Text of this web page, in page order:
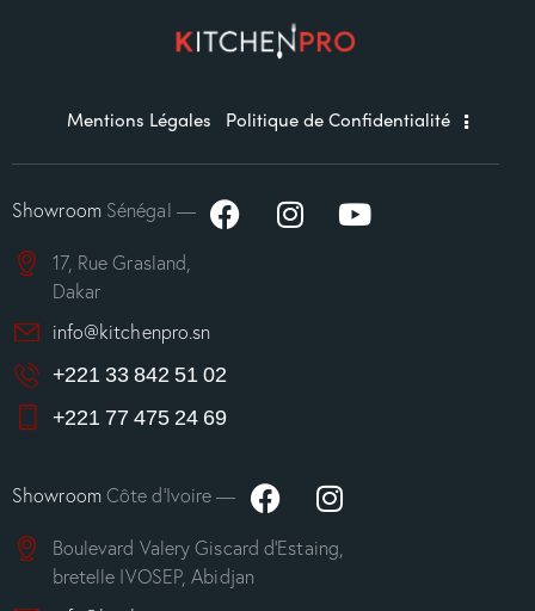
Mentions Légales Politique de Confidentialité
ShowroomSénégal —
17, Rue Grasland,
Dakar
info@kitchenpro.sn
+221 33 842 51 02
+221 77 475 24 69
ShowroomCôte d’Ivoire —
Boulevard Valery Giscard d’Estaing,
bretelle IVOSEP, Abidjan